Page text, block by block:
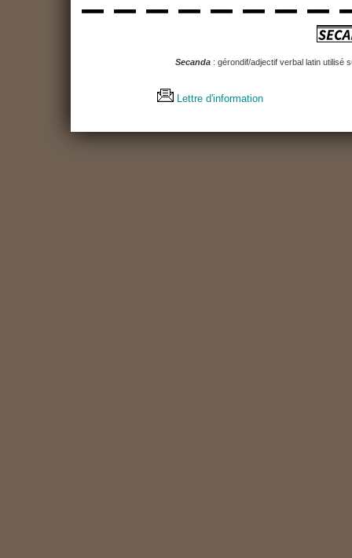
Secanda: gérondif/adjectif verbal latin utilisé
Lettre d'information